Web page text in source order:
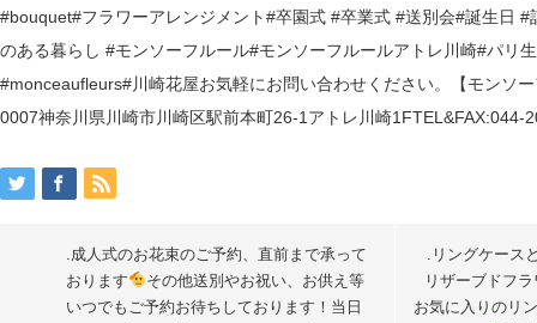
.成人式のお花束のご予約、直前まで承って
おります
⁡その他送別やお祝い、お供え等
いつでもご予約お待ちしております！⁡当日
.⁡リングケース
リザーブドフ
お気に入りのリ